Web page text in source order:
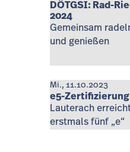
DÖTGSI: Rad-
2024
Gemeinsam
und genießen
Mi., 11.10.2023
e5-Zertifizierung
Lauterach
erstmals fünf „e“